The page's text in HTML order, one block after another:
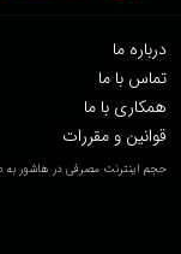
درباره ما
تماس با ما
همکاری با ما
قوانین و مقررات
حجم اینترنت مصرفی در هاشور